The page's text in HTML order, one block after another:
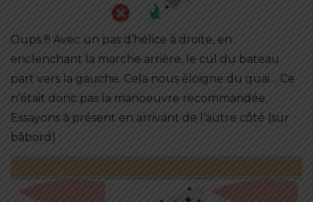
Oups !!! Avec un pas d’hélice à droite, en
enclenchant la marche arrière, le cul du bateau
part vers la gauche. Cela nous éloigne du quai… Ce
n’était donc pas la manoeuvre recommandée.
Essayons à présent en arrivant de l’autre côté (sur
bâbord) :